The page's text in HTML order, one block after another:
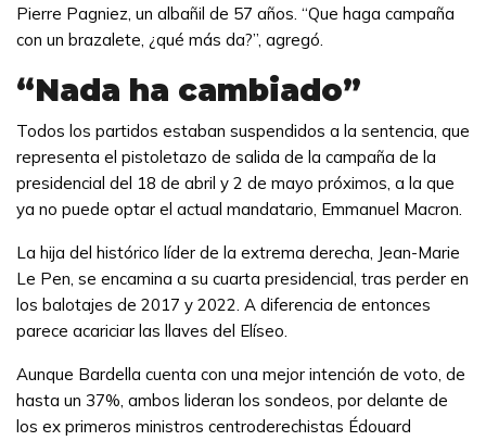
Pierre Pagniez, un albañil de 57 años. “Que haga campaña
con un brazalete, ¿qué más da?”, agregó.
“Nada ha cambiado”
Todos los partidos estaban suspendidos a la sentencia, que
representa el pistoletazo de salida de la campaña de la
presidencial del 18 de abril y 2 de mayo próximos, a la que
ya no puede optar el actual mandatario, Emmanuel Macron.
La hija del histórico líder de la extrema derecha, Jean-Marie
Le Pen, se encamina a su cuarta presidencial, tras perder en
los balotajes de 2017 y 2022. A diferencia de entonces
parece acariciar las llaves del Elíseo.
Aunque Bardella cuenta con una mejor intención de voto, de
hasta un 37%, ambos lideran los sondeos, por delante de
los ex primeros ministros centroderechistas Édouard